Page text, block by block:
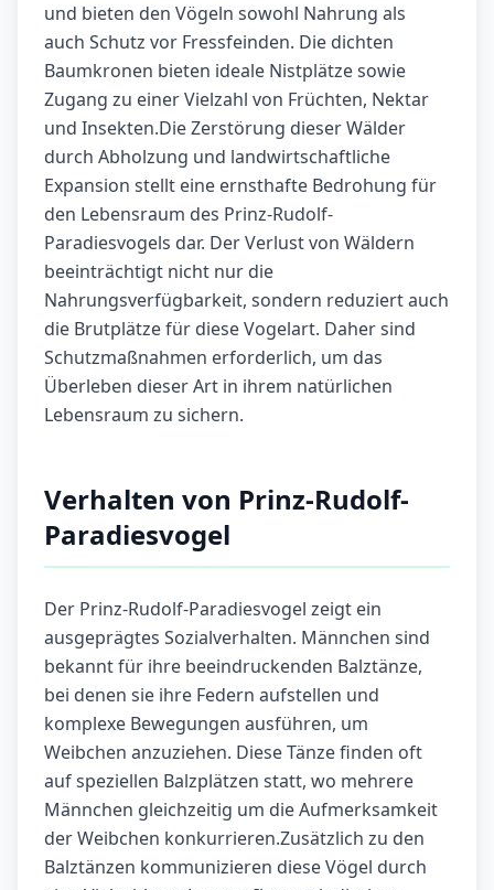
und bieten den Vögeln sowohl Nahrung als
auch Schutz vor Fressfeinden. Die dichten
Baumkronen bieten ideale Nistplätze sowie
Zugang zu einer Vielzahl von Früchten, Nektar
und Insekten.Die Zerstörung dieser Wälder
durch Abholzung und landwirtschaftliche
Expansion stellt eine ernsthafte Bedrohung für
den Lebensraum des Prinz-Rudolf-
Paradiesvogels dar. Der Verlust von Wäldern
beeinträchtigt nicht nur die
Nahrungsverfügbarkeit, sondern reduziert auch
die Brutplätze für diese Vogelart. Daher sind
Schutzmaßnahmen erforderlich, um das
Überleben dieser Art in ihrem natürlichen
Lebensraum zu sichern.
Verhalten von Prinz-Rudolf-
Paradiesvogel
Der Prinz-Rudolf-Paradiesvogel zeigt ein
ausgeprägtes Sozialverhalten. Männchen sind
bekannt für ihre beeindruckenden Balztänze,
bei denen sie ihre Federn aufstellen und
komplexe Bewegungen ausführen, um
Weibchen anzuziehen. Diese Tänze finden oft
auf speziellen Balzplätzen statt, wo mehrere
Männchen gleichzeitig um die Aufmerksamkeit
der Weibchen konkurrieren.Zusätzlich zu den
Balztänzen kommunizieren diese Vögel durch